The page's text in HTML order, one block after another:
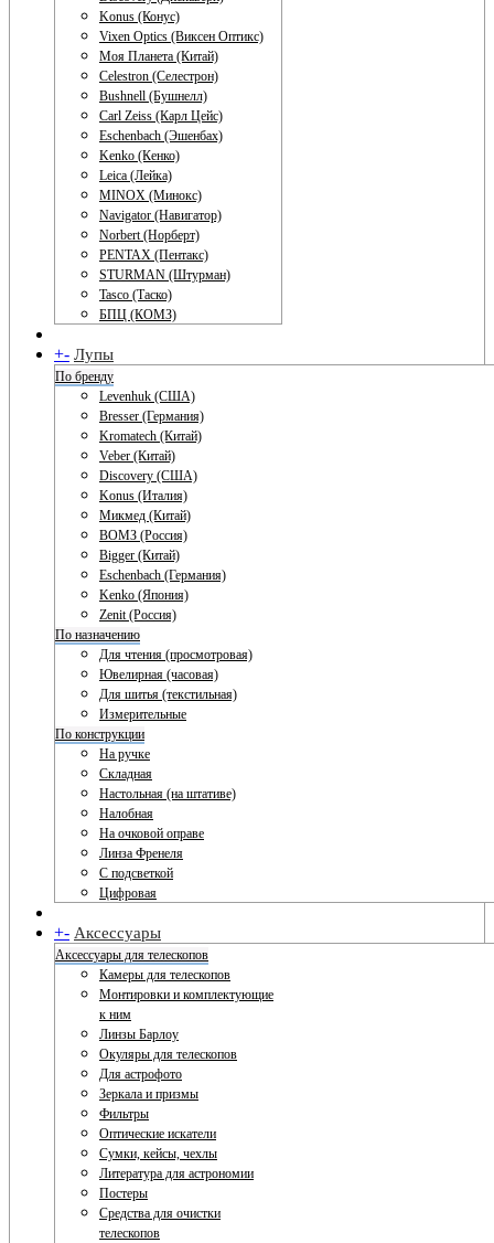
Konus (Конус)
Vixen Optics (Виксен Оптикс)
Моя Планета (Китай)
Celestron (Селестрон)
Bushnell (Бушнелл)
Carl Zeiss (Карл Цейс)
Eschenbach (Эшенбах)
Kenko (Кенко)
Leica (Лейка)
MINOX (Минокс)
Navigator (Навигатор)
Norbert (Норберт)
PENTAX (Пентакс)
STURMAN (Штурман)
Tasco (Таско)
БПЦ (КОМЗ)
+- Лупы
По бренду
Levenhuk (США)
Bresser (Германия)
Kromatech (Китай)
Veber (Китай)
Discovery (США)
Konus (Италия)
Микмед (Китай)
ВОМЗ (Россия)
Bigger (Китай)
Eschenbach (Германия)
Kenko (Япония)
Zenit (Россия)
По назначению
Для чтения (просмотровая)
Ювелирная (часовая)
Для шитья (текстильная)
Измерительные
По конструкции
На ручке
Складная
Настольная (на штативе)
Налобная
На очковой оправе
Линза Френеля
С подсветкой
Цифровая
+- Аксессуары
Аксессуары для телескопов
Камеры для телескопов
Монтировки и комплектующие
к ним
Линзы Барлоу
Окуляры для телескопов
Для астрофото
Зеркала и призмы
Фильтры
Оптические искатели
Сумки, кейсы, чехлы
Литература для астрономии
Постеры
Средства для очистки
телескопов